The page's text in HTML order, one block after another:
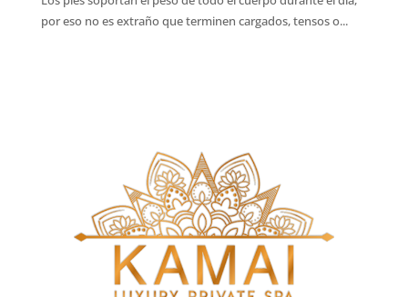
por eso no es extraño que terminen cargados, tensos o...